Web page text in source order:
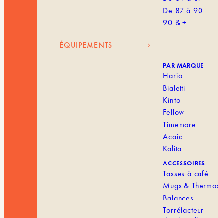
De 87 à 90
90 & +
ÉQUIPEMENTS
PAR MARQUE
Hario
Bialetti
Kinto
Fellow
Timemore
Acaia
Kalita
ACCESSOIRES
Tasses à café
Mugs &
Balances
Torréfacteur